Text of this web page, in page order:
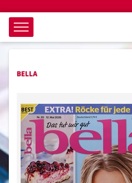
Objektsuche
als ganzes Wort suchen
keine eingestellten Titel
nur Titel im Angebot
BELLA